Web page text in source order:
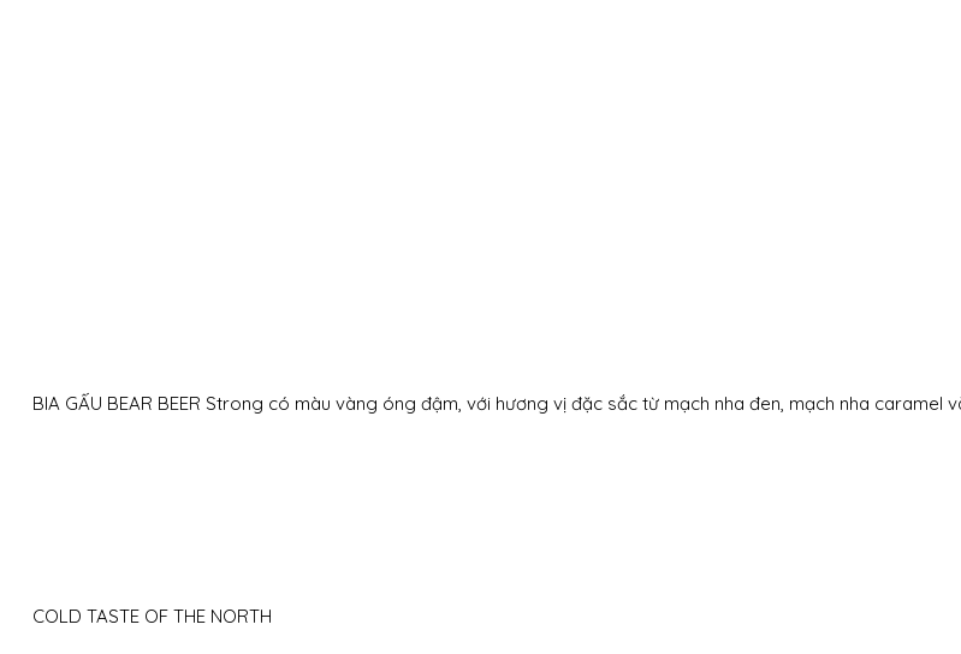
BIA GẤU BEAR BEER Strong có màu vàng óng đậm, với hương vị đặc sắc từ mạch nha đen, mạch nha caramel
COLD TASTE OF THE NORTH